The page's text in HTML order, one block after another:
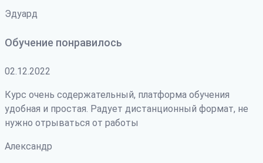
Эдуард
Обучение понравилось
02.12.2022
Курс очень содержательный, платформа обучения
удобная и простая. Радует дистанционный формат, не
нужно отрываться от работы
Александр